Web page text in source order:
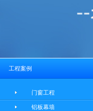
工程案例
门窗工程
铝板幕墙